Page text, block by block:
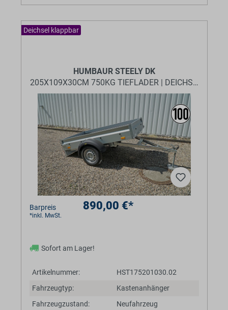
Deichsel klappbar
HUMBAUR STEELY DK
205X109X30CM 750KG TIEFLADER | DEICHSEL
Barpreis 890,00 €*
*inkl. MwSt.
Sofort am Lager!
Artikelnummer:
HST175201030.02
Fahrzeugtyp:
Kastenanhänger
Fahrzeugzustand:
Neufahrzeug